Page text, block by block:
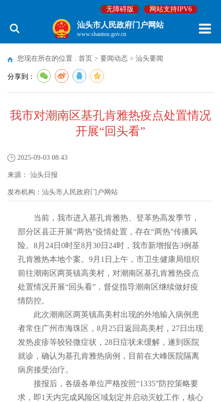
无障碍版 网站支持IPV6
汕头市人民政府门户网站
www.shantou.gov.cn
您现在所在的位置 : 首页 > 要闻动态 > 汕头要闻
分享到：
我市对潮南区基孔肯雅热疫点处置情况
开展“回头看”
2025-09-03 08:43
来源： 汕头日报
发布机构： 汕头市人民政府门户网站
当前，我市进入基孔肯雅热、登革热高发季节，
部分区县正开展“两热”疫情处置，存在“两热”传播风
险。8月24日0时至8月30日24时，我市新增报告3例基
孔肯雅热本地个案。9月1日上午，市卫生健康局组织
前往潮南区两英镇高美村，对潮南区基孔肯雅热疫点
处置情况开展“回头看”，督促指导潮南区继续做好疫
情防控。
此次潮南区两英镇高美村出现的外地输入病例患
者常住广州市海珠区，8月25日返回高美村，27日出现
发热皮疹等较轻微症状，28日症状未缓解，遂到医院
就诊，确认为基孔肯雅热病例，目前在大峰医院隔离
病房接受治疗。
接报后，各级各单位严格按照“1335”防控策略要
求，即1天内完成风险区域划定并启动灭蚊工作，核心